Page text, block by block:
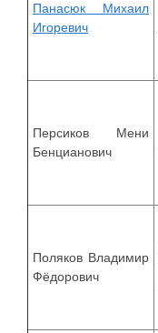
Панасюк Михаил
Игоревич
Персиков Мени
Бенцианович
Поляков Владимир
Фёдорович